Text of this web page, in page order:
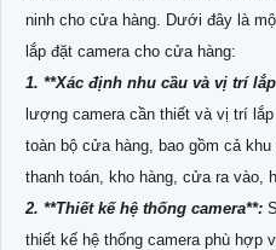
ninh cho cửa hàng. Dưới đây là
lắp đặt camera cho cửa hàng:
1. **Xác định nhu cầu và vị trí
lượng camera cần thiết và vị trí
toàn bộ cửa hàng, bao gồm cả
thanh toán, kho hàng, cửa ra vào,
2. **Thiết kế hệ thống camera**:
thiết kế hệ thống camera phù hợp